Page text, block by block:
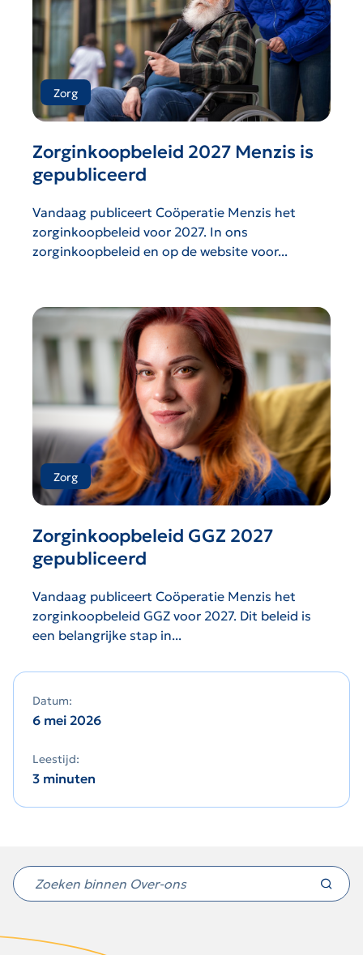
Zorg
Zorginkoopbeleid 2027 Menzis is
gepubliceerd
Vandaag publiceert Coöperatie Menzis het
zorginkoopbeleid voor 2027. In ons
zorginkoopbeleid en op de website voor...
Zorg
Zorginkoopbeleid GGZ 2027
gepubliceerd
Vandaag publiceert Coöperatie Menzis het
zorginkoopbeleid GGZ voor 2027. Dit beleid is
een belangrijke stap in...
Datum:
6 mei 2026
Leestijd:
3 minuten
Niet